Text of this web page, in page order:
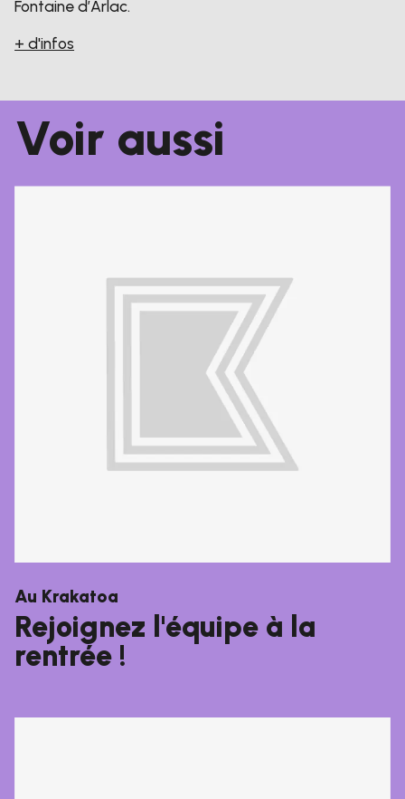
Fontaine d’Arlac.
+ d'infos
Voir aussi
Au Krakatoa
Rejoignez l'équipe à la
rentrée !